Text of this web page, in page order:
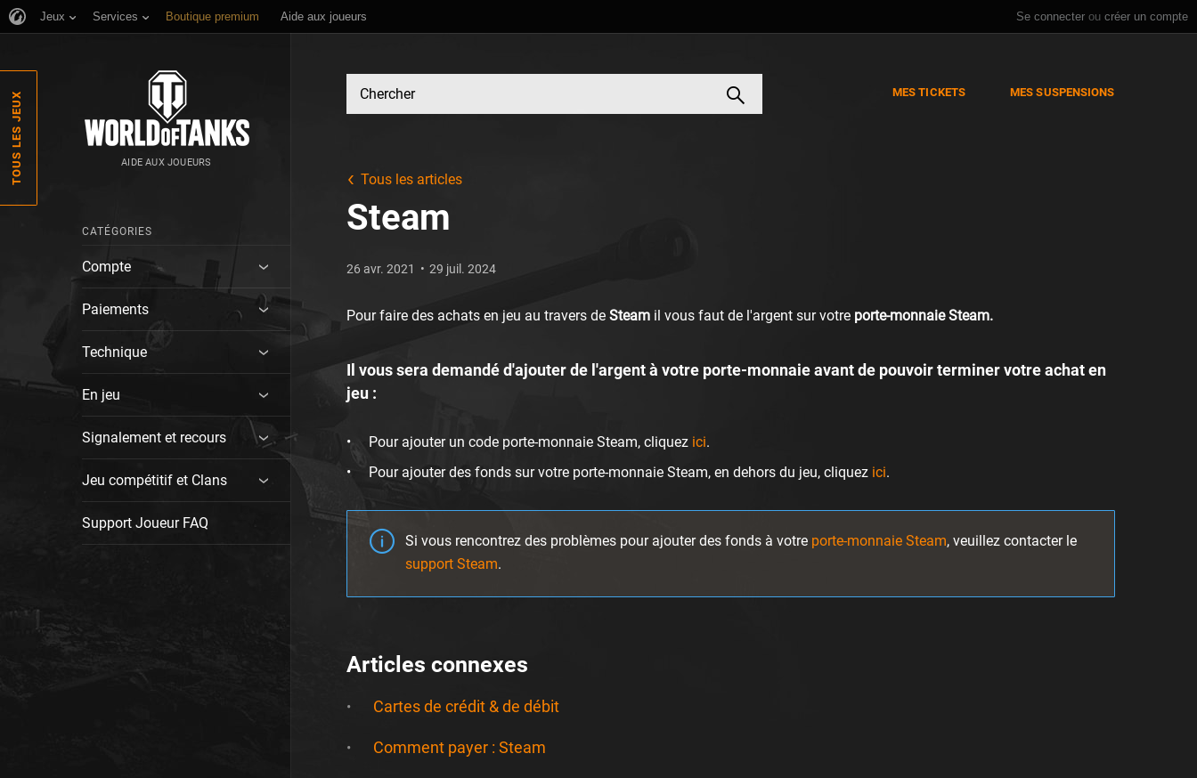
Se connecter ou créer un compte
Jeux Services Boutique premium Aide aux joueurs
TOUS LES JEUX AIDE AUX JOUEURS
CATÉGORIES
Compte
Paiements
Technique
En jeu
Signalement et recours
Jeu compétitif et Clans
Support Joueur FAQ
MES TICKETS MES SUSPENSIONS
Tous les articles
Steam
26 avr. 2021 29 juil. 2024
Pour faire des achats en jeu au travers deSteam il vous faut de l'argent sur votre porte-monnaie Steam.
Il vous sera demandé d'ajouter de l'argent à votre porte-monnaie avant de pouvoir terminer votre achat en
jeu :
Pour ajouter un code porte-monnaie Steam, cliquez ici.
Pour ajouter des fonds sur votre porte-monnaie Steam, en dehors du jeu, cliquez ici.
Si vous rencontrez des problèmes pour ajouter des fonds à votre porte-monnaie Steam, veuillez contacter le
support Steam.
Articles connexes
Cartes de crédit & de débit
Comment payer : Steam